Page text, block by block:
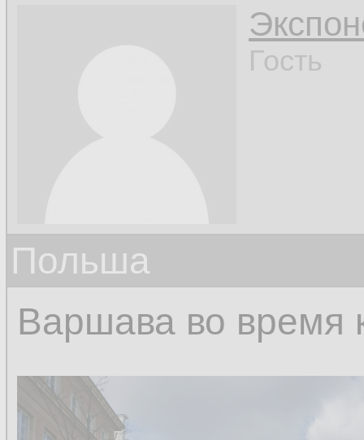
Гость
Польша
Варшава во время